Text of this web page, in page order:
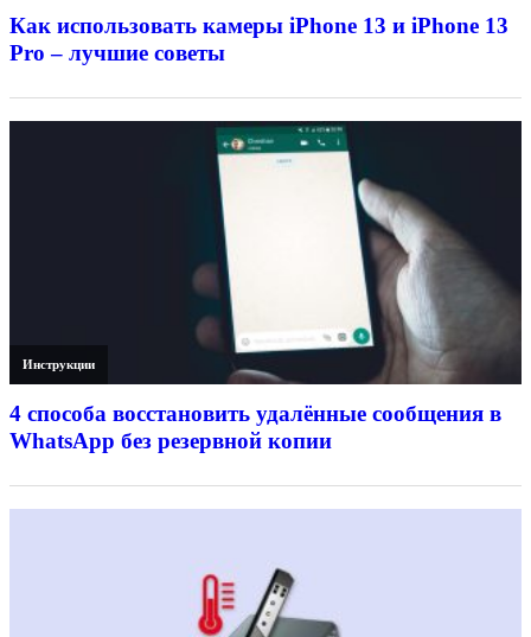
Как использовать камеры iPhone 13 и iPhone 13
Pro – лучшие советы
Инструкции
4 способа восстановить удалённые сообщения в
WhatsApp без резервной копии